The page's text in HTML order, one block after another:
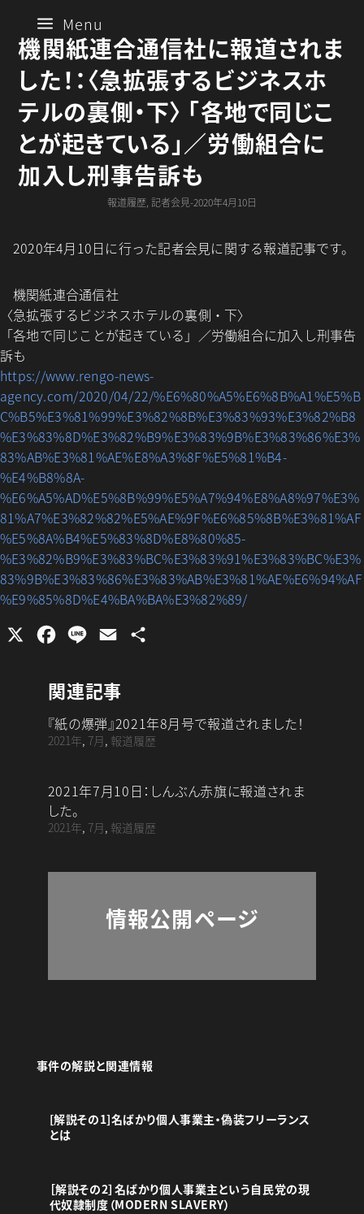
a Menu
機関紙連合通信社に報道されま
した！：〈急拡張するビジネスホ
テルの裏側・下〉 「各地で同じこ
とが起きている」／労働組合に
加入し刑事告訴も
報道履歴 記者会見-2020年4月10日
2020年4月10日に行った記者会見に関する報道記事です。
機関紙連合通信社
〈急拡張するビジネスホテルの裏側・下〉
「各地で同じことが起きている」／労働組合に加入し刑事告
訴も
https://www.rengo-news-
agency.com/2020/04/22/%E6%80%A5%E6%8B%A1%E5%B
C%B5%E3%81%99%E3%82%8B%E3%83%93%E3%82%B8
%E3%83%8D%E3%82%B9%E3%83%9B%E3%83%86%E3%
83%AB%E3%81%AE%E8%A3%8F%E5%81%B4-
%E4%B8%8A-
%E6%A5%AD%E5%8B%99%E5%A7%94%E8%A8%97%E3%
81%A7%E3%82%82%E5%AE%9F%E6%85%8B%E3%81%AF
%E5%8A%B4%E5%83%8D%E8%80%85-
%E3%82%B9%E3%83%BC%E3%83%91%E3%83%BC%E3%
83%9B%E3%83%86%E3%83%AB%E3%81%AE%E6%94%AF
%E9%85%8D%E4%BA%BA%E3%82%89/
c
b
k
n
l
関連記事
『紙の爆弾』2021年8月号で報道されました！
2021年, 7月 , 報道履歴
2021年7月10日：しんぶん赤旗に報道されま
した。
2021年, 7月 , 報道履歴
情報公開ページ
事件の解説と関連情報
[解説その1]名ばかり個人事業主・偽装フリーランス
とは
［解説その2］名ばかり個人事業主という自民党の現
代奴隷制度（MODERN SLAVERY）